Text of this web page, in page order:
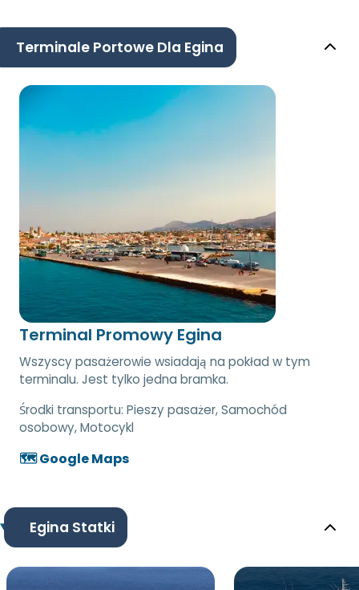
Terminale Portowe Dla Egina
Terminal Promowy Egina
Wszyscy pasażerowie wsiadają na pokład w tym
terminalu. Jest tylko jedna bramka.
Środki transportu: Pieszy pasażer, Samochód
osobowy, Motocykl
🗺️ Google Maps
Egina Statki